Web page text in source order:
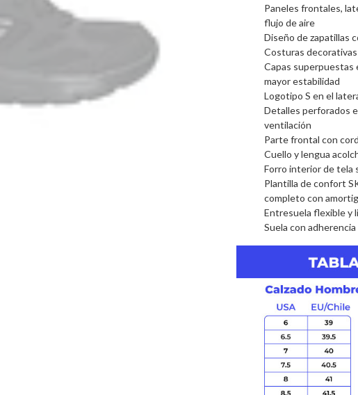
Paneles frontales,
flujo de aire
Diseño de zapatillas
Costuras decorativas
Capas superpuestas
mayor estabilidad
Logotipo S en el
Detalles perforados
ventilación
Parte frontal con
Cuello y lengua
Forro interior de tela
Plantilla de confort
completo con
Entresuela flexible y
Suela con